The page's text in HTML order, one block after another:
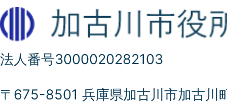
法人番号3000020282103
〒675-8501 兵庫県加古川市加古川